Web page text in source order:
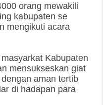
orang mewakili
kabupaten se
mengikuti acara
Kabupaten
mensukseskan giat
aman tertib
di hadapan para